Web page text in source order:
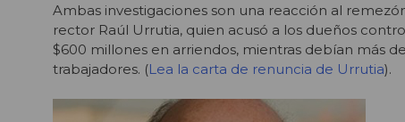
Ambas investigaciones son una reacción al
rector Raúl Urrutia, quien acusó a los dueños
$600 millones en arriendos, mientras debían más
trabajadores. (Lea la carta de renuncia de Urrutia).